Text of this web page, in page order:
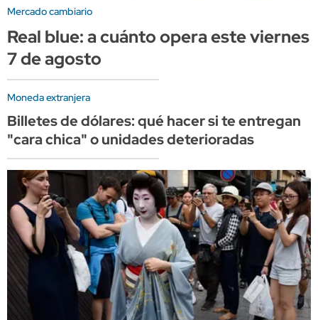
Mercado cambiario
Real blue: a cuánto opera este viernes
7 de agosto
Moneda extranjera
Billetes de dólares: qué hacer si te entregan
"cara chica" o unidades deterioradas